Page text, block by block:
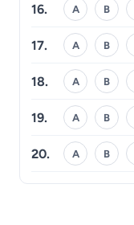
16. A B
17. A B
18. A B
19. A B
20. A B